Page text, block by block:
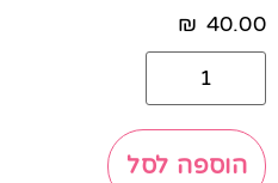
40.00
₪
הוספה לסל